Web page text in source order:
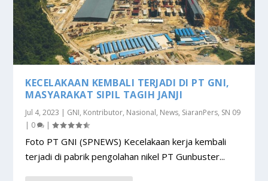
KECELAKAAN KEMBALI TERJADI DI PT GNI,
MASYARAKAT SIPIL TAGIH JANJI
Jul 4, 2023 | GNI, Kontributor, Nasional, News, SiaranPers, SN 09
| 0 |
Foto PT GNI (SPNEWS) Kecelakaan kerja kembali
terjadi di pabrik pengolahan nikel PT Gunbuster...